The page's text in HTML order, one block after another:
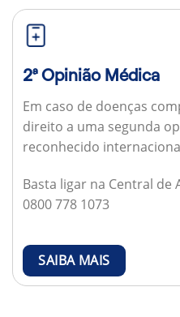
2ª Opinião Médica
Em caso de doenças
direito a uma segunda
reconhecido
Basta ligar na Central de
0800 778 1073
SAIBA MAIS